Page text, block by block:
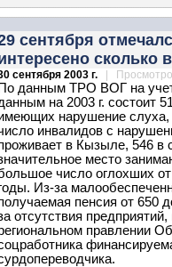
сентября
сколько
сентября 2003 г. |
По данным ТРО ВОГ на
на 2003 г. состоит
нарушение
инвалидов с
в Кызыле, 546 в
место
число оглохших от
Из-за
пенсия от 650
отсутствия
правлении